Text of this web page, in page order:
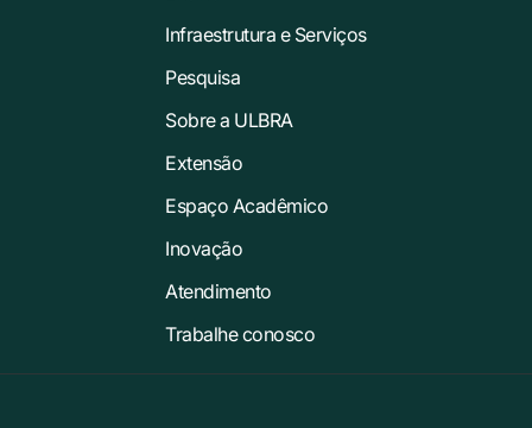
Infraestrutura e Serviços
Pesquisa
Sobre a ULBRA
Extensão
Espaço Acadêmico
Inovação
Atendimento
Trabalhe conosco